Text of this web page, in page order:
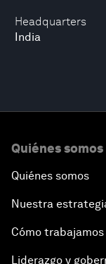
Headquarters
India
Quiénes somos
Quiénes somos
Nuestra
Cómo trabajamos
Liderazgo y